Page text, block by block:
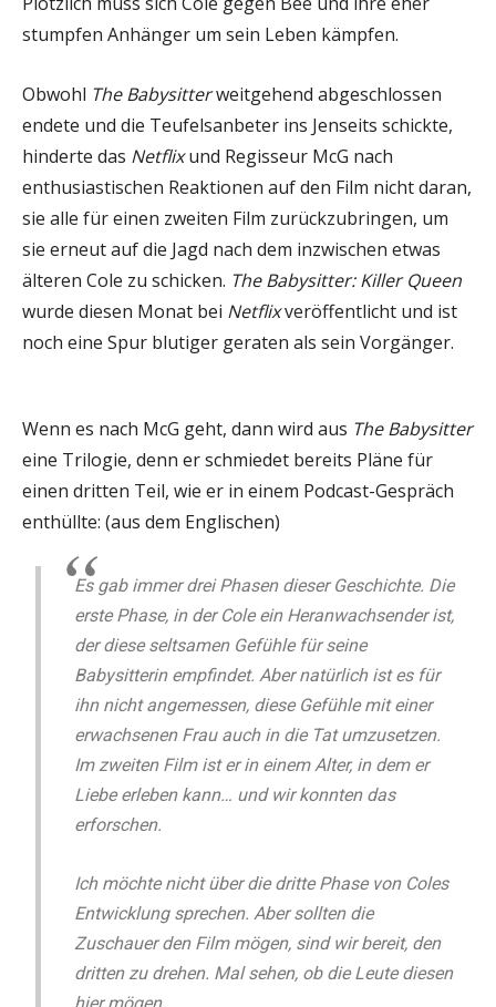
stumpfen Anhänger um sein Leben kämpfen.
Obwohl The Babysitterweitgehend abgeschlossen
endete und die Teufelsanbeter ins Jenseits schickte,
hinderte das Netflixund Regisseur McG nach
enthusiastischen Reaktionen auf den Film nicht daran,
sie alle für einen zweiten Film zurückzubringen, um
sie erneut auf die Jagd nach dem inzwischen etwas
älteren Cole zu schicken. The Babysitter: Killer Queen
wurde diesen Monat bei Netflixveröffentlicht und ist
noch eine Spur blutiger geraten als sein Vorgänger.
Wenn es nach McG geht, dann wird aus The Babysitter
eine Trilogie, denn er schmiedet bereits Pläne für
einen dritten Teil, wie er in einem Podcast-Gespräch
enthüllte: (aus dem Englischen)
Es gab immer drei Phasen dieser Geschichte. Die
erste Phase, in der Cole ein Heranwachsender ist,
der diese seltsamen Gefühle für seine
Babysitterin empfindet. Aber natürlich ist es für
ihn nicht angemessen, diese Gefühle mit einer
erwachsenen Frau auch in die Tat umzusetzen.
Im zweiten Film ist er in einem Alter, in dem er
Liebe erleben kann… und wir konnten das
erforschen.
Ich möchte nicht über die dritte Phase von Coles
Entwicklung sprechen. Aber sollten die
Zuschauer den Film mögen, sind wir bereit, den
dritten zu drehen. Mal sehen, ob die Leute diesen
hier mögen.